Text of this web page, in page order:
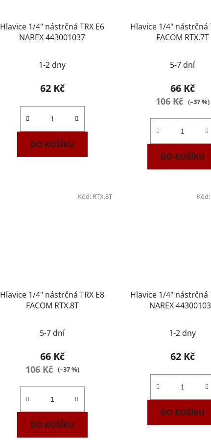
Hlavice 1/4" nástrčná TRX E6
NAREX 443001037
1-2 dny
62 Kč
DO KOŠÍKU
Hlavice 1/4" nástrčná
FACOM RTX.7T
5-7 dní
66 Kč
106 Kč (–37 %)
DO KOŠÍKU
Hlavice 1/4" nástrčná TRX E8
FACOM RTX.8T
5-7 dní
66 Kč
106 Kč (–37 %)
DO KOŠÍKU
Kód: RTX.8T
Hlavice 1/4" nástrčná
NAREX
1-2 dny
62 Kč
DO KOŠÍKU
Kód: